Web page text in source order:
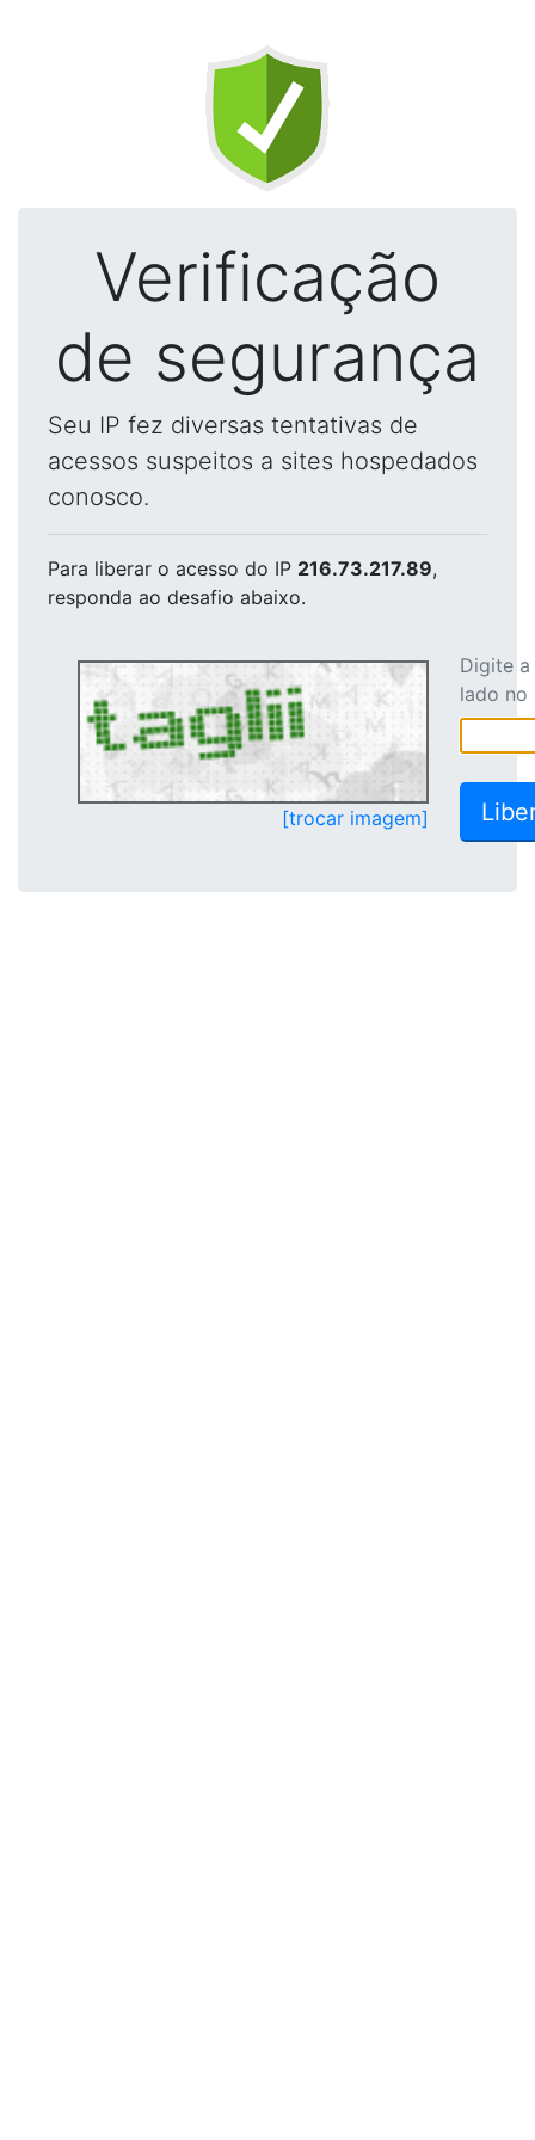
Verificação
de segurança
Seu IP fez diversas tentativas de
acessos suspeitos a sites hospedados
conosco.
Para liberar o acesso do IP 216.73.217.89,
responda ao desafio abaixo.
[trocar imagem]
Digite
lado no